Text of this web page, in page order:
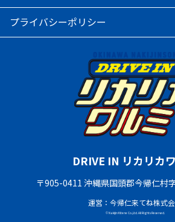
プライバシーポリシー
DRIVE IN リカリカ
〒905-0411 沖縄県国頭郡今帰仁村
運営：今帰仁来てね株式
© Nakijin Kitene Co.,Ltd. All Rights Reserved.